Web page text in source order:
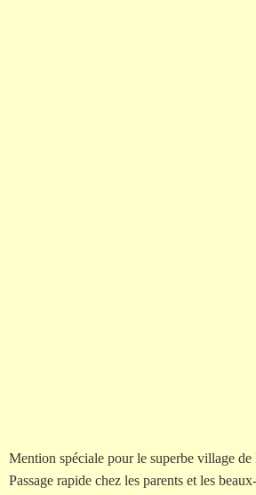
Mention spéciale pour le superbe village
Passage rapide chez les parents et les